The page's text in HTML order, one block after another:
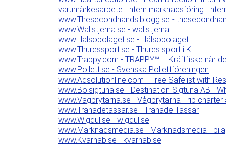
varumärkesarbete  Intern marknadsföring 
www.Thesecondhands.blogg.se -
www.Wallstjerna.se - wallstjerna
www.Halsobolaget.se - Hälsobolaget
www.Thuressport.se - Thures sport i K
www.Trappy.com - TRAPPY™ – Kräftfiske när
www.Pollett.se - Svenska Pollettföreningen
www.Adsolutionline.com - Free Safelist with
www.Boisigtuna.se - Destination Sigtuna AB -
www.Vagbrytarna.se - Vågbrytarna - rib
www.Tranadetassar.se - Tränade Tassar
www.Wigdul.se - wigdul.se
www.Marknadsmedia.se - Marknadsmedia -
www.Kvarnab.se - kvarnab.se